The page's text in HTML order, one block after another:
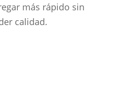
más rápido sin
calidad.